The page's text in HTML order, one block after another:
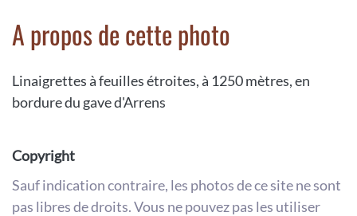
A propos de cette photo
Linaigrettes à feuilles étroites, à 1250 mètres, en
bordure du gave d'Arrens
Copyright
Sauf indication contraire, les photos de ce site ne sont
pas libres de droits. Vous ne pouvez pas les utiliser